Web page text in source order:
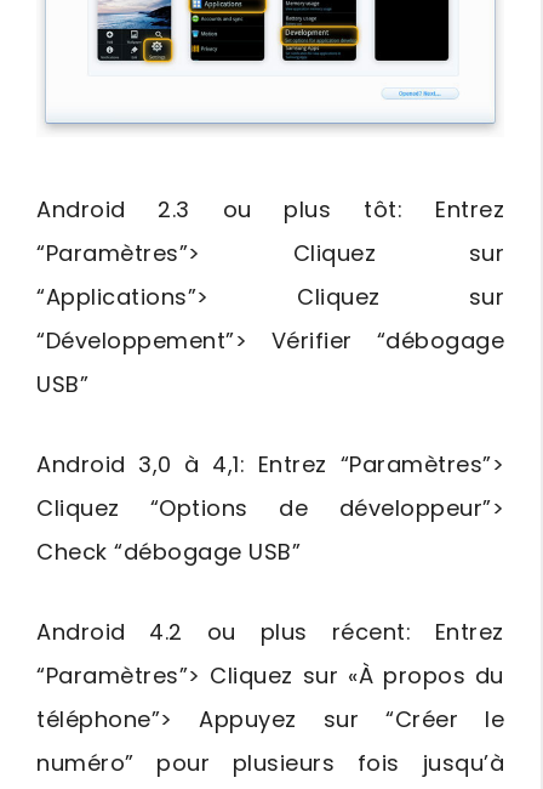
Android 2.3 ou plus tôt: Entrez
“Paramètres”> Cliquez sur
“Applications”> Cliquez sur
“Développement”> Vérifier “débogage
USB”
Android 3,0 à 4,1: Entrez “Paramètres”>
Cliquez “Options de développeur”>
Check “débogage USB”
Android 4.2 ou plus récent: Entrez
“Paramètres”> Cliquez sur «À propos du
téléphone”> Appuyez sur “Créer le
numéro” pour plusieurs fois jusqu’à